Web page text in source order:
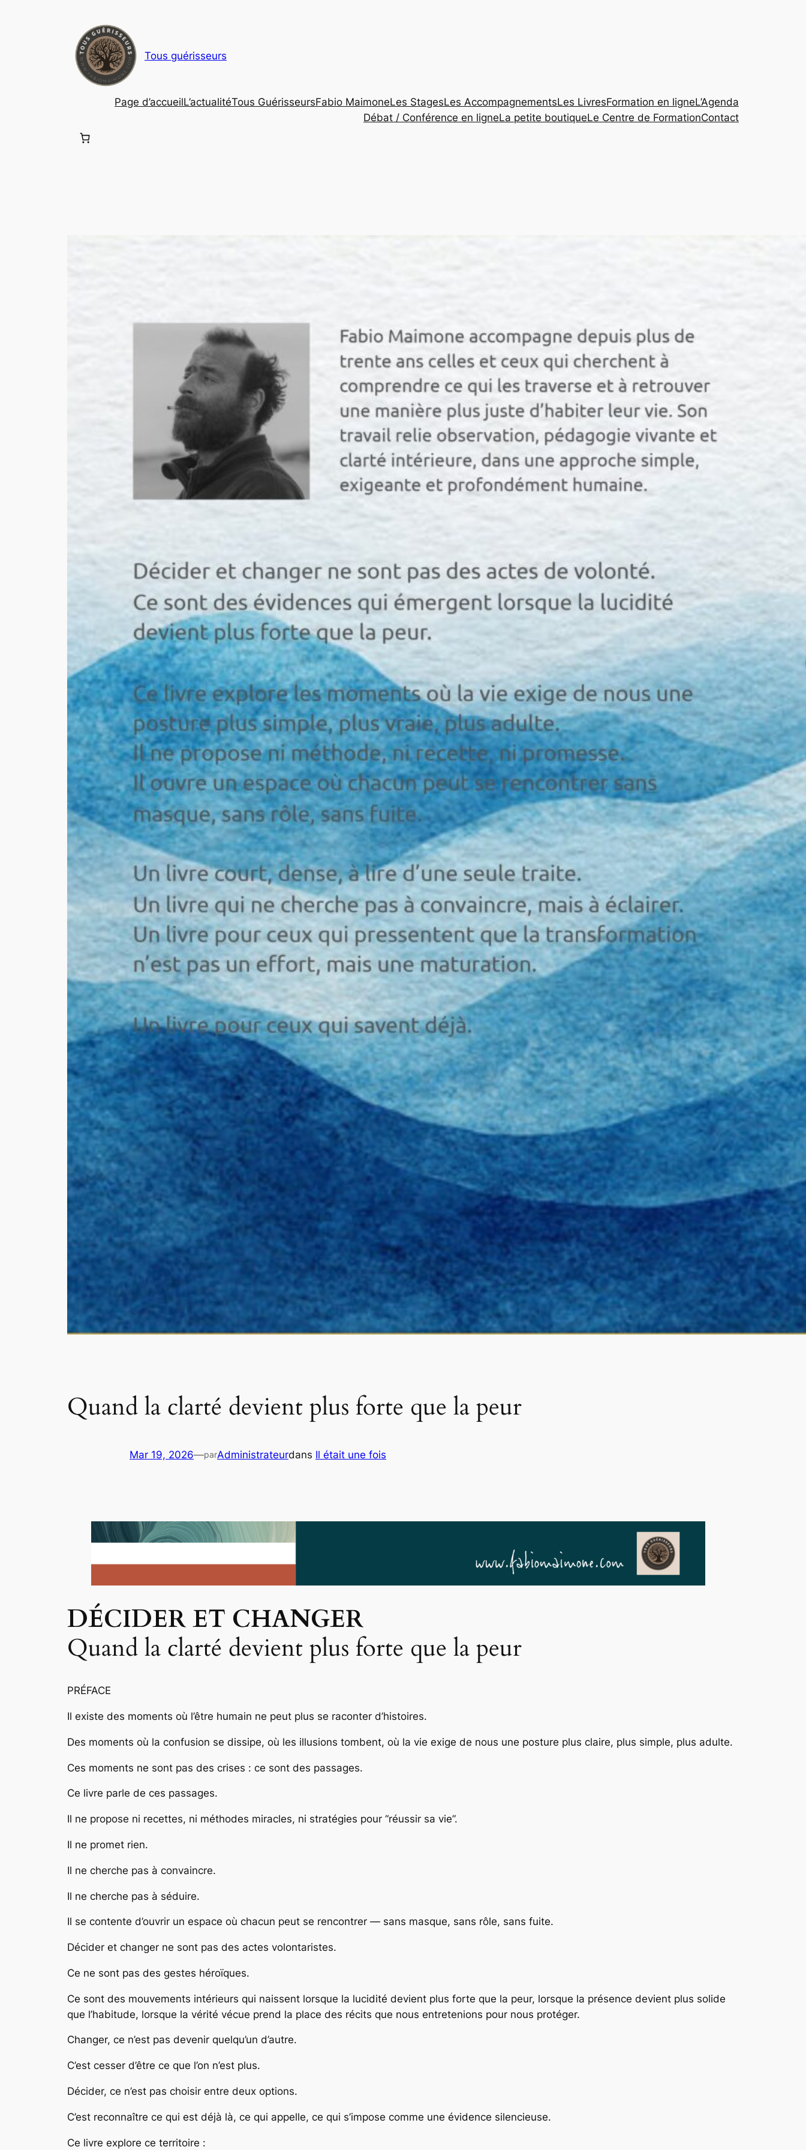
Tous guérisseurs
Page d’accueilL’actualitéTous GuérisseursFabio MaimoneLes StagesLes AccompagnementsLes LivresFormation en ligneL’Agenda
Débat / Conférence en ligneLa petite boutiqueLe Centre de FormationContact
Quand la clarté devient plus forte que la peur
Mar 19, 2026—parAdministrateurdans Il était une fois
DÉCIDER ET CHANGER
Quand la clarté devient plus forte que la peur
PRÉFACE
Il existe des moments où l’être humain ne peut plus se raconter d’histoires.
Des moments où la confusion se dissipe, où les illusions tombent, où la vie exige de nous une posture plus claire, plus simple, plus adulte.
Ces moments ne sont pas des crises : ce sont des passages.
Ce livre parle de ces passages.
Il ne propose ni recettes, ni méthodes miracles, ni stratégies pour “réussir sa vie”.
Il ne promet rien.
Il ne cherche pas à convaincre.
Il ne cherche pas à séduire.
Il se contente d’ouvrir un espace où chacun peut se rencontrer — sans masque, sans rôle, sans fuite.
Décider et changer ne sont pas des actes volontaristes.
Ce ne sont pas des gestes héroïques.
Ce sont des mouvements intérieurs qui naissent lorsque la lucidité devient plus forte que la peur, lorsque la présence devient plus solide
que l’habitude, lorsque la vérité vécue prend la place des récits que nous entretenions pour nous protéger.
Changer, ce n’est pas devenir quelqu’un d’autre.
C’est cesser d’être ce que l’on n’est plus.
Décider, ce n’est pas choisir entre deux options.
C’est reconnaître ce qui est déjà là, ce qui appelle, ce qui s’impose comme une évidence silencieuse.
Ce livre explore ce territoire :